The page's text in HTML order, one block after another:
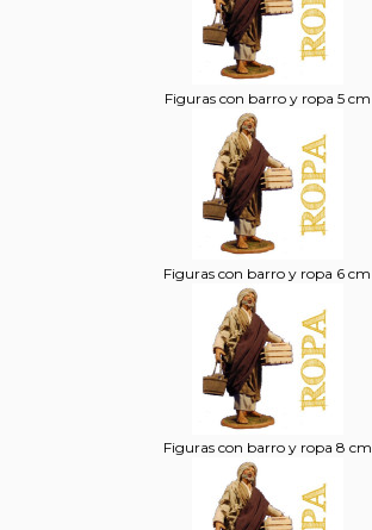
Figuras con barro y ropa 5 cm
Figuras con barro y ropa 6 cm
Figuras con barro y ropa 8 cm